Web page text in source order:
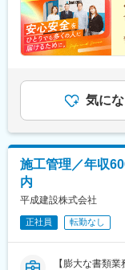
労働分は追加で
気に
施工管理／年収
内
平成建設株式会社
正社員 転勤なし
【膨大な書類